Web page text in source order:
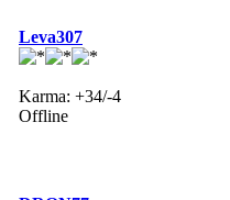
Leva307
Karma: +34/-4
Offline